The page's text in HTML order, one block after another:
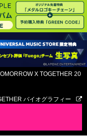
X TOGETHER 20
バイオグラフィー